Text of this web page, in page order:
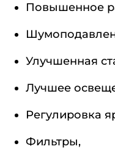
Повышенное
Улучшенная
Лучшее
Регулировка
Фильтры,